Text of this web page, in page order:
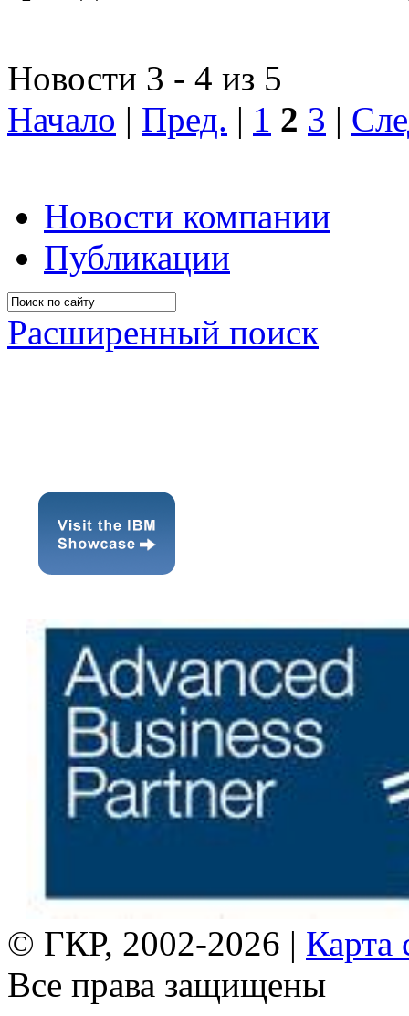
Новости 3 - 4 из 5
Начало | Пред. | 1 2 3 |
Новости компании
Публикации
Расширенный поиск
© ГКР, 2002-2026 | Карта
Все права защищены